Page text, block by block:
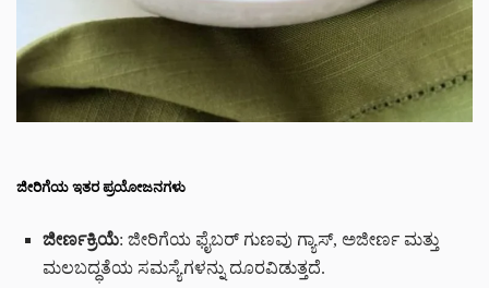
ಜೀರಿಗೆಯ ಇತರ ಪ್ರಯೋಜನಗಳು
ಜೀರ್ಣಕ್ರಿಯೆ: ಜೀರಿಗೆಯ ಫೈಬರ್ ಗುಣವು ಗ್ಯಾಸ್, ಅಜೀರ್ಣ ಮತ್ತು
ಮಲಬದ್ಧತೆಯ ಸಮಸ್ಯೆಗಳನ್ನು ದೂರವಿಡುತ್ತದೆ.